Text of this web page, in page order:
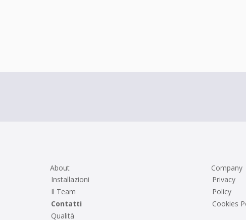
About
Installazioni
Il Team
Contatti
Qualità
Company
Privacy
Policy
Cookies